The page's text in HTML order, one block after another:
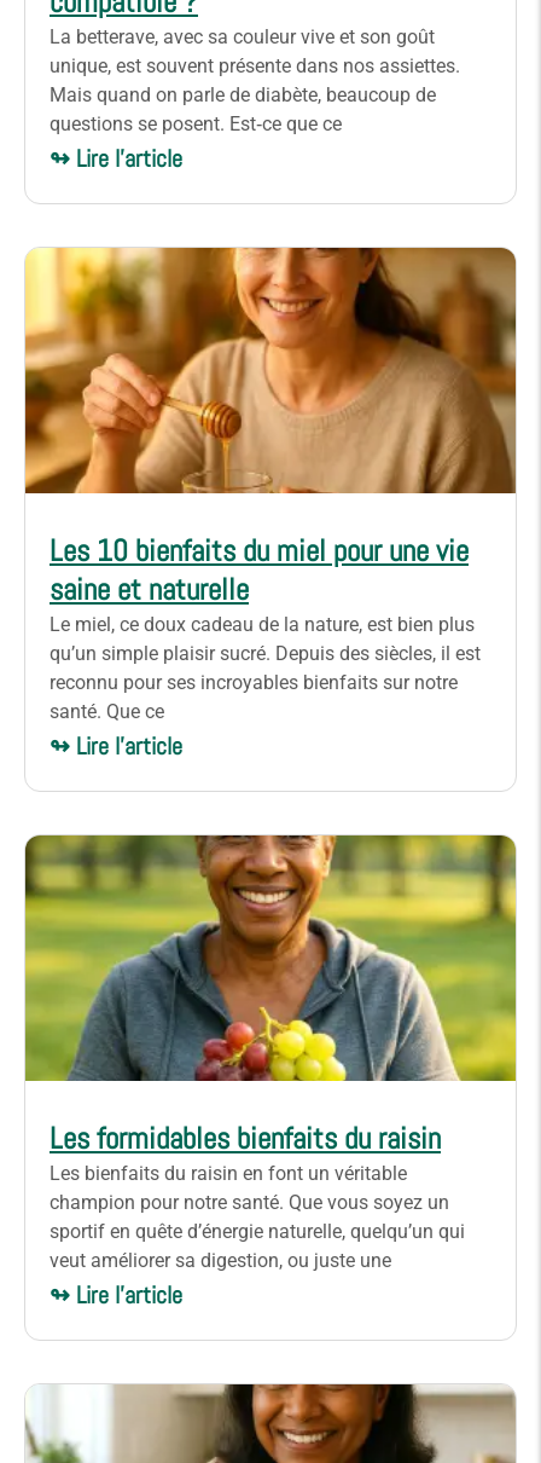
La betterave, avec sa couleur vive et son goût
unique, est souvent présente dans nos assiettes.
Mais quand on parle de diabète, beaucoup de
questions se posent. Est‑ce que ce
↬ Lire l'article
Les 10 bienfaits du miel pour une vie
saine et naturelle
Le miel, ce doux cadeau de la nature, est bien plus
qu’un simple plaisir sucré. Depuis des siècles, il est
reconnu pour ses incroyables bienfaits sur notre
santé. Que ce
↬ Lire l'article
Les formidables bienfaits du raisin
Les bienfaits du raisin en font un véritable
champion pour notre santé. Que vous soyez un
sportif en quête d’énergie naturelle, quelqu’un qui
veut améliorer sa digestion, ou juste une
↬ Lire l'article